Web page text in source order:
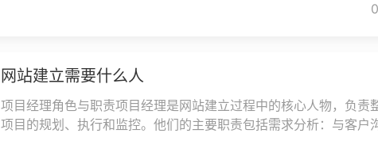
网站建立需要什么人
项目经理角色与职责项目经理是网站建立过程中的核心人物，负责
项目的规划、执行和监控。他们的主要职责包括需求分析：与客户